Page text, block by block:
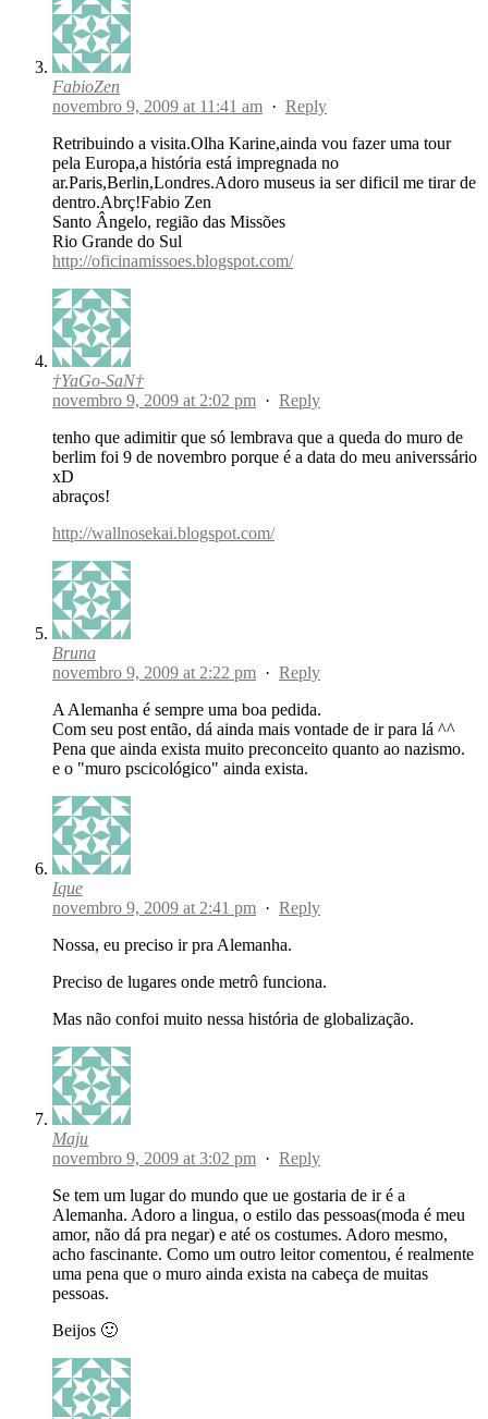
FabioZen
novembro 9, 2009 at 11:41 am · Reply
Retribuindo a visita.Olha Karine,ainda vou fazer uma tour
pela Europa,a história está impregnada no
ar.Paris,Berlin,Londres.Adoro museus ia ser dificil me tirar de
dentro.Abrç!Fabio Zen
Santo Ângelo, região das Missões
Rio Grande do Sul
http://oficinamissoes.blogspot.com/
†YaGo-SaN†
novembro 9, 2009 at 2:02 pm · Reply
tenho que adimitir que só lembrava que a queda do muro de
berlim foi 9 de novembro porque é a data do meu aniverssário
xD
abraços!
http://wallnosekai.blogspot.com/
Bruna
novembro 9, 2009 at 2:22 pm · Reply
A Alemanha é sempre uma boa pedida.
Com seu post então, dá ainda mais vontade de ir para lá ^^
Pena que ainda exista muito preconceito quanto ao nazismo.
e o "muro pscicológico" ainda exista.
Ique
novembro 9, 2009 at 2:41 pm · Reply
Nossa, eu preciso ir pra Alemanha.
Preciso de lugares onde metrô funciona.
Mas não confoi muito nessa história de globalização.
Maju
novembro 9, 2009 at 3:02 pm · Reply
Se tem um lugar do mundo que ue gostaria de ir é a
Alemanha. Adoro a lingua, o estilo das pessoas(moda é meu
amor, não dá pra negar) e até os costumes. Adoro mesmo,
acho fascinante. Como um outro leitor comentou, é realmente
uma pena que o muro ainda exista na cabeça de muitas
pessoas.
Beijos 🙂